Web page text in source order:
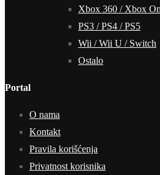
Xbox 360 / Xbox
PS3 / PS4 / PS5
Wii / Wii U / Switch
Ostalo
Portal
O nama
Kontakt
Pravila korišćenja
Privatnost korisnika